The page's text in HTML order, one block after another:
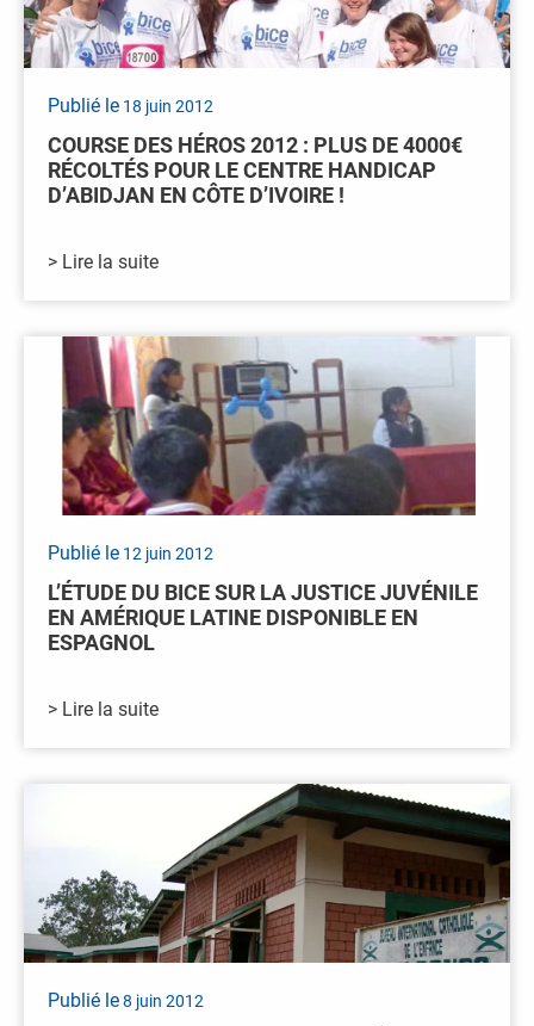
Publié le 18 juin 2012
COURSE DES HÉROS 2012 : PLUS DE 4000€
RÉCOLTÉS POUR LE CENTRE HANDICAP
D’ABIDJAN EN CÔTE D’IVOIRE !
> Lire la suite
Publié le 12 juin 2012
L’ÉTUDE DU BICE SUR LA JUSTICE JUVÉNILE
EN AMÉRIQUE LATINE DISPONIBLE EN
ESPAGNOL
> Lire la suite
Publié le8 juin 2012